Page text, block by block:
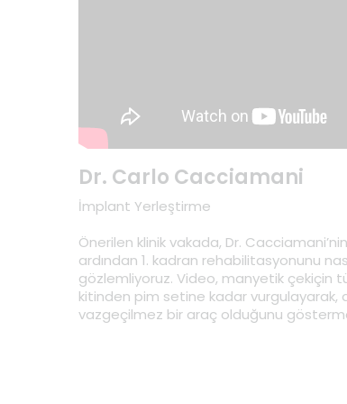
Dr. Carlo Cacciamani
İmplant Yerleştirme
Önerilen klinik vakada, Dr. Cacciamani’nin
ardından 1. kadran rehabilitasyonunu
gözlemliyoruz. Video, manyetik çekiçin
kitinden pim setine kadar vurgulayarak,
vazgeçilmez bir araç olduğunu